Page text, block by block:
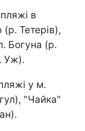
пляжі в
Тетерів),
Богуна (р.
Уж).
у м.
"Чайка"